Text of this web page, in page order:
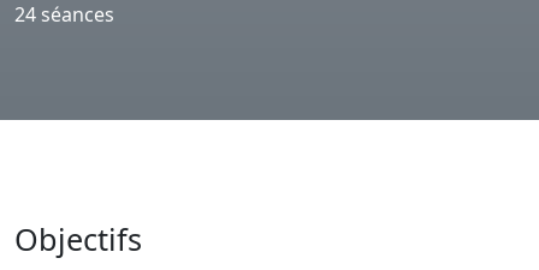
24 séances
Objectifs